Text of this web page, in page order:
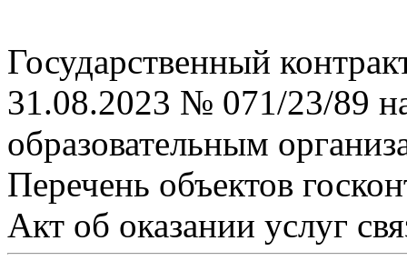
Государственный
31.08.2023 № 071/23/89
образовательным
Перечень объектов
Акт об оказании услуг